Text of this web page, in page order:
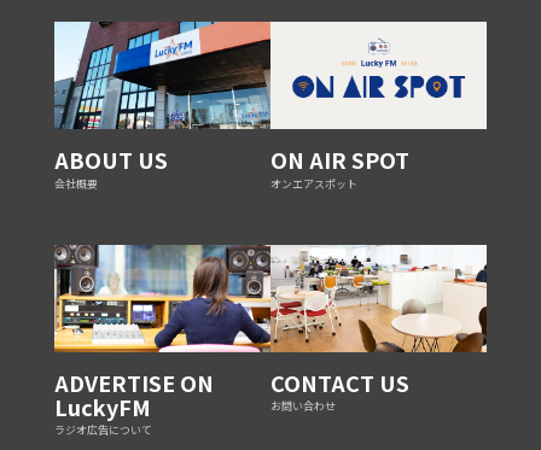
ABOUT US
会社概要
ON AIR SPOT
オンエアスポット
ADVERTISE ON
LuckyFM
ラジオ広告について
CONTACT US
お問い合わせ